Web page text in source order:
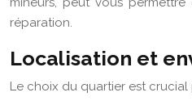
réparation.
Localisation et
Le choix du quartier est